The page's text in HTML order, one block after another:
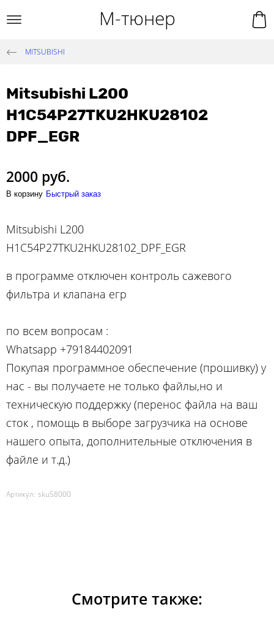
М-тюнер
MITSUBISHI
Mitsubishi L200
H1C54P27TKU2HKU28102
DPF_EGR
2000 руб.
В корзину Быстрый заказ
Mitsubishi L200
H1C54P27TKU2HKU28102_DPF_EGR
в программе отключен контроль сажевого
фильтра и клапана егр
по вcем вопросам :
Whatsapp +79184402091
Покупая программное обеспечение (прошивку) у
нас - вы получаете не только файлы,но и
техническую поддержку (перенос файла на ваш
сток , помощь в выборе загрузчика на основе
нашего опыта, дополнительные отключения в
файле и т.д.)
Артикул: sku58000
Смотрите также: